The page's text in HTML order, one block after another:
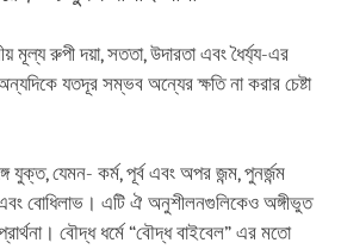
মূল্য রুপী দয়া, সততা, উদারতা এবং ধৈর্য্য-এর
যতদূর সম্ভব অন্যের ক্ষতি না করার চেষ্টা
যুক্ত, যেমন- কর্ম, পূর্ব এবং অপর জন্ম, পুনর্জন্ম
এবং বোধিলাভ। এটি ঐ অনুশীলনগুলিকেও অঙ্গীভুত
বৌদ্ধ ধর্মে “বৌদ্ধ বাইবেল” এর মতো